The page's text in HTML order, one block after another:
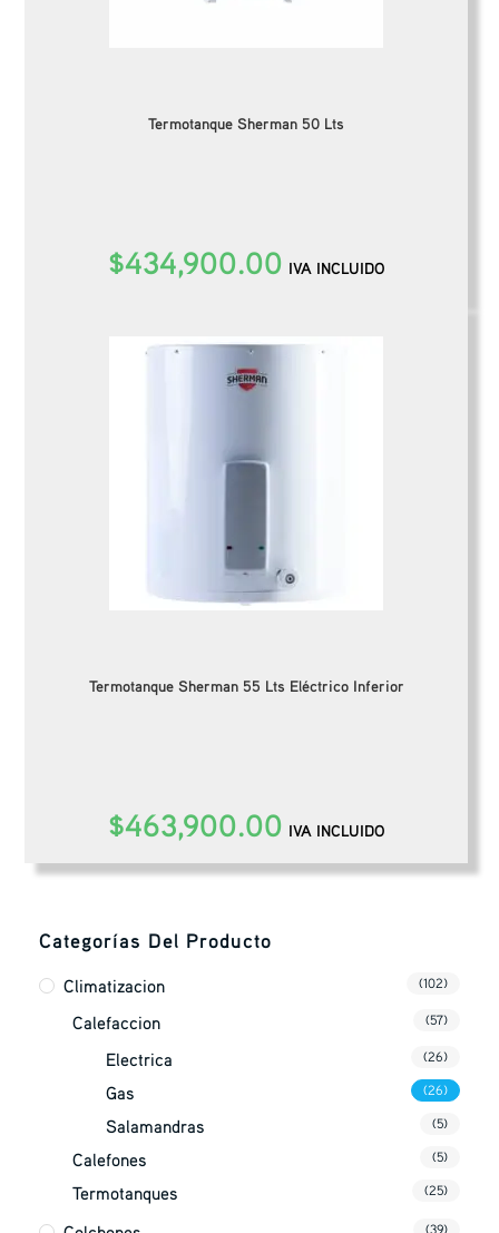
Termotanque Sherman 50 Lts
$434,900.00 IVA INCLUIDO
Termotanque Sherman 55 Lts Eléctrico Inferior
$463,900.00 IVA INCLUIDO
Categorías Del Producto
Climatizacion (102)
Calefaccion (57)
Electrica (26)
Gas (26)
Salamandras (5)
Calefones (5)
Termotanques (25)
(39)